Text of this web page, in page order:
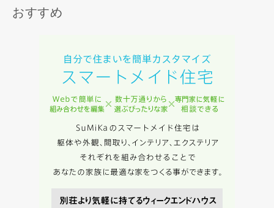
おすすめ
た情報を利用します。
当社はお客様からいただいた個人情報を，お客様が指定され
た専門家へ提供すること、または当社サービスのご案内のた
めに利用します。
当社は、本サービス又は利用契約に関し，お客様に発生した
損害について、債務不履行責任、不法行為責任、その他の法
当社は、お客様が本サービスを利用することにより第三者と
の間で生じた紛争等について一切責任を負わないものとしま